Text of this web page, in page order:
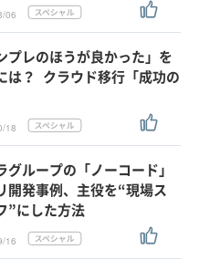
06
プレのほうが良かった」を
は？ クラウド移行「成功の
18
グループの「ノーコード」
開発事例、主役を“現場ス
”にした方法
16